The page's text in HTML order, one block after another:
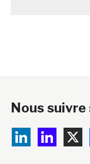
Nous suivre